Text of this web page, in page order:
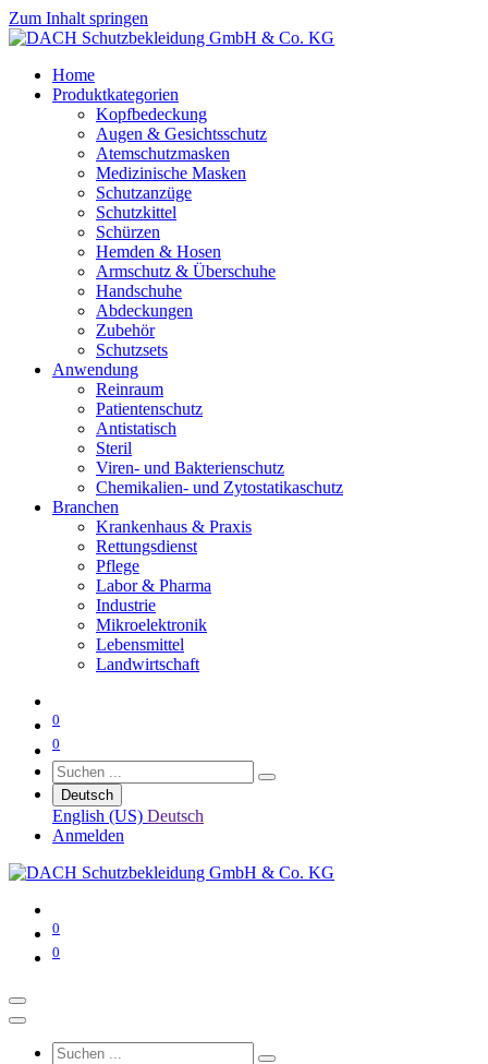
Zum Inhalt springen
Home
Produktkategorien
Kopfbedeckung
Augen & Gesichtsschutz
Atemschutzmasken
Medizinische Masken
Schutzanzüge
Schutzkittel
Schürzen
Hemden & Hosen
Armschutz & Überschuhe
Handschuhe
Abdeckungen
Zubehör
Schutzsets
Anwendung
Reinraum
Patientenschutz
Antistatisch
Steril
Viren- und Bakterienschutz
Chemikalien- und Zytostatikaschutz
Branchen
Krankenhaus & Praxis
Rettungsdienst
Pflege
Labor & Pharma
Industrie
Mikroelektronik
Lebensmittel
Landwirtschaft
0
0
Deutsch
English (US) Deutsch
Anmelden
0
0